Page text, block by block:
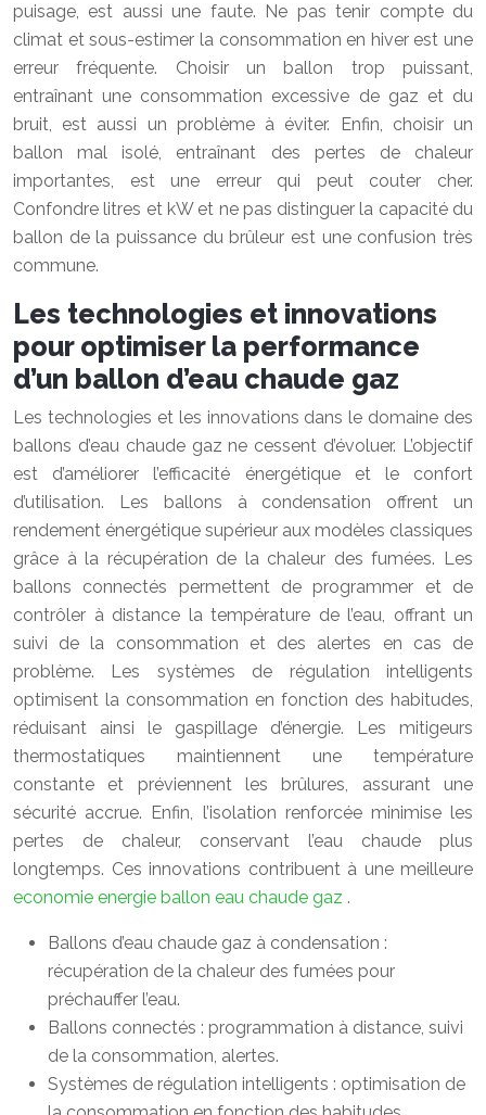
puisage, est aussi une faute. Ne pas tenir compte du
climat et sous-estimer la consommation en hiver est une
erreur fréquente. Choisir un ballon trop puissant,
entraînant une consommation excessive de gaz et du
bruit, est aussi un problème à éviter. Enfin, choisir un
ballon mal isolé, entraînant des pertes de chaleur
importantes, est une erreur qui peut couter cher.
Confondre litres et kW et ne pas distinguer la capacité du
ballon de la puissance du brûleur est une confusion très
commune.
Les technologies et innovations
pour optimiser la performance
d’un ballon d’eau chaude gaz
Les technologies et les innovations dans le domaine des
ballons d’eau chaude gaz ne cessent d’évoluer. L’objectif
est d’améliorer l’efficacité énergétique et le confort
d’utilisation. Les ballons à condensation offrent un
rendement énergétique supérieur aux modèles classiques
grâce à la récupération de la chaleur des fumées. Les
ballons connectés permettent de programmer et de
contrôler à distance la température de l’eau, offrant un
suivi de la consommation et des alertes en cas de
problème. Les systèmes de régulation intelligents
optimisent la consommation en fonction des habitudes,
réduisant ainsi le gaspillage d’énergie. Les mitigeurs
thermostatiques maintiennent une température
constante et préviennent les brûlures, assurant une
sécurité accrue. Enfin, l’isolation renforcée minimise les
pertes de chaleur, conservant l’eau chaude plus
longtemps. Ces innovations contribuent à une meilleure
economie energie ballon eau chaude gaz .
Ballons d’eau chaude gaz à condensation :
récupération de la chaleur des fumées pour
préchauffer l’eau.
Ballons connectés : programmation à distance, suivi
de la consommation, alertes.
Systèmes de régulation intelligents : optimisation de